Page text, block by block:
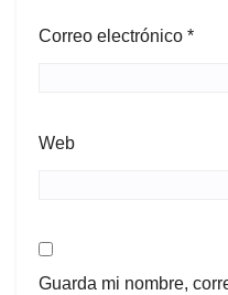
Correo electrónico *
Web
Guarda mi nombre,